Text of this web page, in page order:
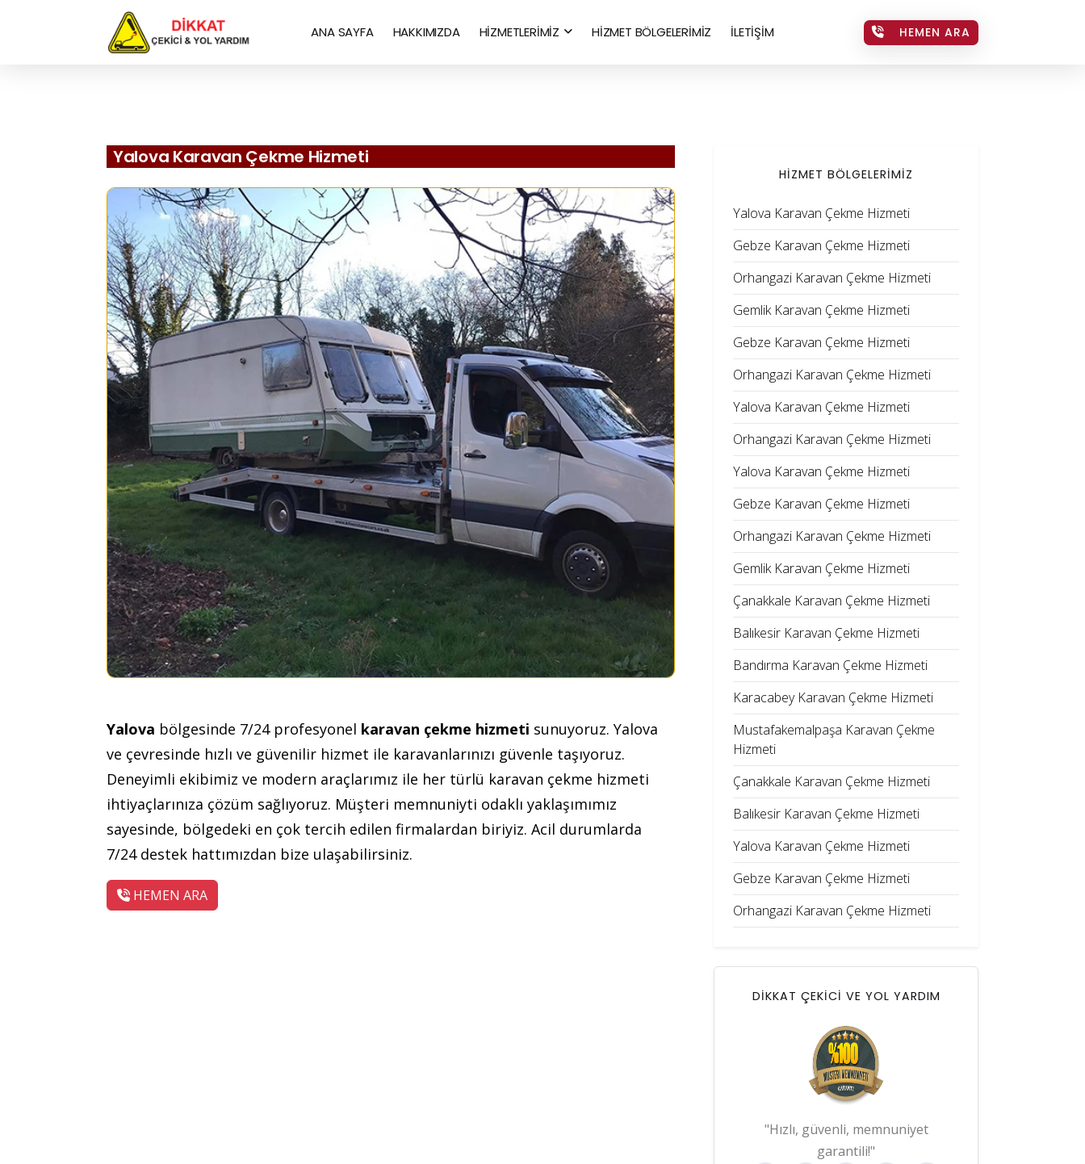
ANA SAYFA HAKKIMIZDA HİZMETLERİMİZ HİZMET BÖLGELERİMİZ İLETİŞİM HEMEN ARA
Yalova Karavan Çekme Hizmeti
Yalova bölgesinde 7/24 profesyonel karavan çekme hizmeti sunuyoruz. Yalova
ve çevresinde hızlı ve güvenilir hizmet ile karavanlarınızı güvenle taşıyoruz.
Deneyimli ekibimiz ve modern araçlarımız ile her türlü karavan çekme hizmeti
ihtiyaçlarınıza çözüm sağlıyoruz. Müşteri memnuniyti odaklı yaklaşımımız
sayesinde, bölgedeki en çok tercih edilen firmalardan biriyiz. Acil durumlarda
7/24 destek hattımızdan bize ulaşabilirsiniz.
HEMEN ARA
HİZMET BÖLGELERİMİZ
Yalova Karavan Çekme Hizmeti
Gebze Karavan Çekme Hizmeti
Orhangazi Karavan Çekme Hizmeti
Gemlik Karavan Çekme Hizmeti
Gebze Karavan Çekme Hizmeti
Orhangazi Karavan Çekme Hizmeti
Yalova Karavan Çekme Hizmeti
Orhangazi Karavan Çekme Hizmeti
Yalova Karavan Çekme Hizmeti
Gebze Karavan Çekme Hizmeti
Orhangazi Karavan Çekme Hizmeti
Gemlik Karavan Çekme Hizmeti
Çanakkale Karavan Çekme Hizmeti
Balıkesir Karavan Çekme Hizmeti
Bandırma Karavan Çekme Hizmeti
Karacabey Karavan Çekme Hizmeti
Mustafakemalpaşa Karavan Çekme
Hizmeti
Çanakkale Karavan Çekme Hizmeti
Balıkesir Karavan Çekme Hizmeti
Yalova Karavan Çekme Hizmeti
Gebze Karavan Çekme Hizmeti
Orhangazi Karavan Çekme Hizmeti
DİKKAT ÇEKİCİ VE YOL YARDIM
"Hızlı, güvenli, memnuniyet
garantili!"